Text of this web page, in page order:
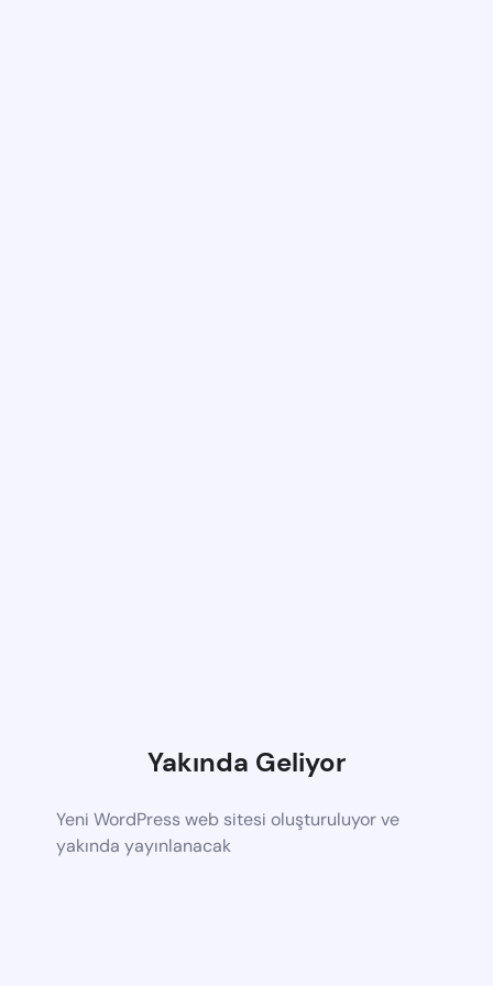
Yakında Geliyor
Yeni WordPress web sitesi oluşturuluyor ve
yakında yayınlanacak